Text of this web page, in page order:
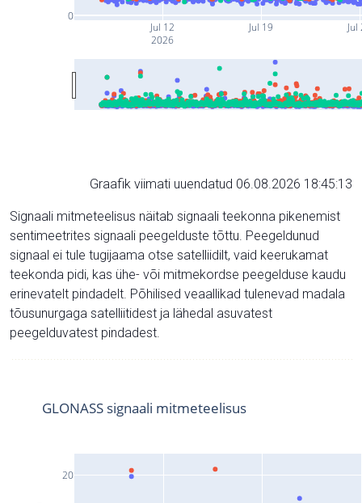
Jul 12
2026
Jul 19 Jul
0
Graafik viimati uuendatud 06.08.2026 18:45:13
Signaali mitmeteelisus näitab signaali teekonna pikenemist
sentimeetrites signaali peegelduste tõttu. Peegeldunud
signaal ei tule tugijaama otse satelliidilt, vaid keerukamat
teekonda pidi, kas ühe- või mitmekordse peegelduse kaudu
erinevatelt pindadelt. Põhilised veaallikad tulenevad madala
tõusunurgaga satelliitidest ja lähedal asuvatest
peegelduvatest pindadest.
20
GLONASS signaali mitmeteelisus